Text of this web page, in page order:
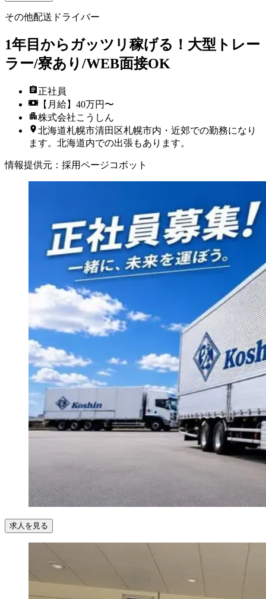
その他配送ドライバー
1年目からガッツリ稼げる！大型トレー
ラー/寮あり/WEB面接OK
正社員
【月給】40万円〜
株式会社こうしん
北海道札幌市清田区札幌市内・近郊での勤務になり
ます。北海道内での出張もあります。
情報提供元 ： 採用ページコボット
求人を見る